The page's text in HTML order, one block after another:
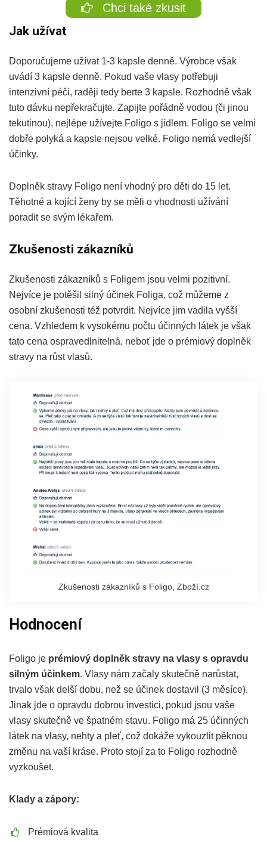
Chci také zkusit
Jak užívat
Doporučujeme užívat 1-3 kapsle denně. Výrobce však
uvádí 3 kapsle denně. Pokud vaše vlasy potřebuji
intenzivní péči, raději tedy berte 3 kapsle. Rozhodně však
tuto dávku nepřekračujte. Zapijte pořádně vodou (či jinou
tekutinou), nejlépe užívejte Foligo s jídlem. Foligo se velmi
dobře polyká a kapsle nejsou velké. Foligo nemá vedlejší
účinky.
Doplněk stravy Foligo není vhodný pro děti do 15 let.
Těhotné a kojící ženy by se měli o vhodnosti užívání
poradit se svým lékařem.
Zkušenosti zákazníků
Zkušenosti zákazníků s Foligem jsou velmi pozitivní.
Nejvíce je potěšil silný účinek Foliga, což můžeme z
osobní zkušenosti též potvrdit. Nejvíce jim vadila vyšší
cena. Vzhledem k vysokému počtu účinných látek je však
tato cena ospravedlnitelná, neboť jde o prémiový doplněk
stravy na růst vlasů.
Zkušenosti zákazníků s Foligo, Zboží.cz
Hodnocení
Foligo je prémiový doplněk stravy na vlasy s opravdu
silným účinkem. Vlasy nám začaly skutečně narůstat,
trvalo však delší dobu, než se účinek dostavil (3 měsíce).
Jinak jde o opravdu dobrou investici, pokud jsou vaše
vlasy skutečně ve špatném stavu. Foligo má 25 účinných
látek na vlasy, nehty a pleť, což dokáže vykouzlit pěknou
změnu na vaší kráse. Proto stojí za to Foligo rozhodně
vyzkoušet.
Klady a zápory:
Prémiová kvalita